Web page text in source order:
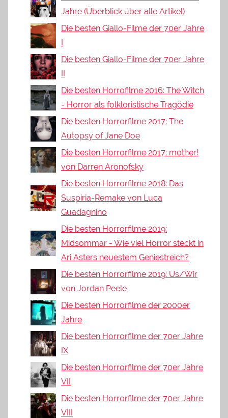
Jahre (Überblick über alle Artikel)
Die besten Giallo-Filme der 70er Jahre
I
Die besten Giallo-Filme der 70er Jahre
II
Die besten Horrofilme 2016: The Witch
- Horror als folkloristische Tragödie
Die besten Horrorfilme 2017: The
Autopsy of Jane Doe
Die besten Horrorfilme 2017: mother!
von Darren Aronofsky
Die besten Horrorfilme 2018: Das
Suspiria-Remake von Luca
Guadagnino
Die besten Horrorfilme 2019:
Midsommar - Wie viel Horror steckt in
Ari Asters neuestem Geniestreich?
Die besten Horrorfilme 2019: Us/Wir
von Jordan Peele
Die besten Horrorfilme der 2000er
Jahre
Die besten Horrorfilme der 70er Jahre
IX
Die besten Horrorfilme der 70er Jahre
VII
Die besten Horrorfilme der 70er Jahre
VIII